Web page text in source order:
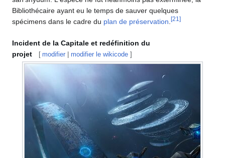
Bibliothécaire ayant eu le temps de sauver quelques
spécimens dans le cadre du plan de préservation. [21]
Incident de la Capitale et redéfinition du
projet
[ modifier |modifier le wikicode ]